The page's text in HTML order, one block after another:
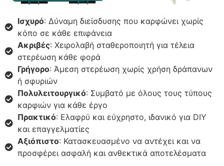
Ισχυρό: Δύναμη διείσδυσης που καρφώνει χωρίς
κόπο σε κάθε επιφάνεια
Ακριβές: Χειρολαβή σταθεροποιητή για τέλεια
στερέωση κάθε φορά
Γρήγορο: Άμεση στερέωση χωρίς χρήση δράπανων
ή σφυριών
Πολυλειτουργικό: Συμβατό με όλους τους τύπους
καρφιών για κάθε έργο
Πρακτικό: Ελαφρύ και εύχρηστο, ιδανικό για DIY
και επαγγελματίες
Αξιόπιστο: Κατασκευασμένο να αντέχει και να
προσφέρει ασφαλή και ανθεκτικά αποτελέσματα